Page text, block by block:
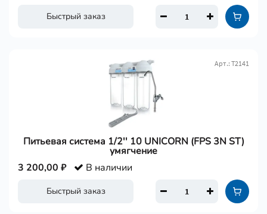
Быстрый заказ
Питьевая система 1/2'' 10 UNICORN (FPS 3N ST)
умягчение
Арт.: Т2141
Быстрый заказ
3 200,00 ₽ В наличии